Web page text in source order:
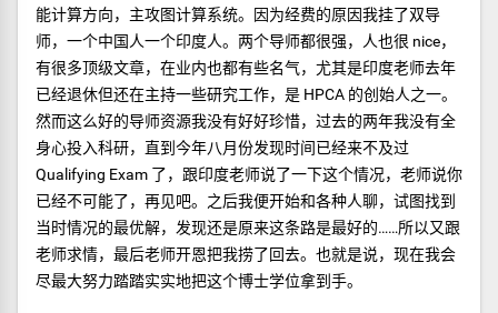
能计算方向，主攻图计算系统。因为经费的原因我挂了双导
师，一个中国人一个印度人。两个导师都很强，人也很 nice，
有很多顶级文章，在业内也都有些名气，尤其是印度老师去年
已经退休但还在主持一些研究工作，是 HPCA 的创始人之一。
然而这么好的导师资源我没有好好珍惜，过去的两年我没有全
身心投入科研，直到今年八月份发现时间已经来不及过
Qualifying Exam 了，跟印度老师说了一下这个情况，老师说你
已经不可能了，再见吧。之后我便开始和各种人聊，试图找到
当时情况的最优解，发现还是原来这条路是最好的……所以又跟
老师求情，最后老师开恩把我捞了回去。也就是说，现在我会
尽最大努力踏踏实实地把这个博士学位拿到手。